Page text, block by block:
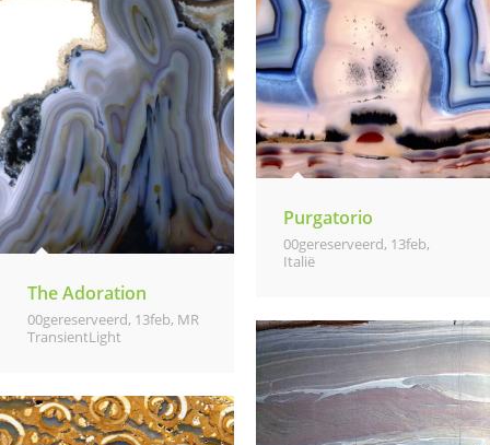
Purgatorio
00gereserveerd, 13feb,
Italië
The Adoration
00gereserveerd, 13feb, MR
TransientLight